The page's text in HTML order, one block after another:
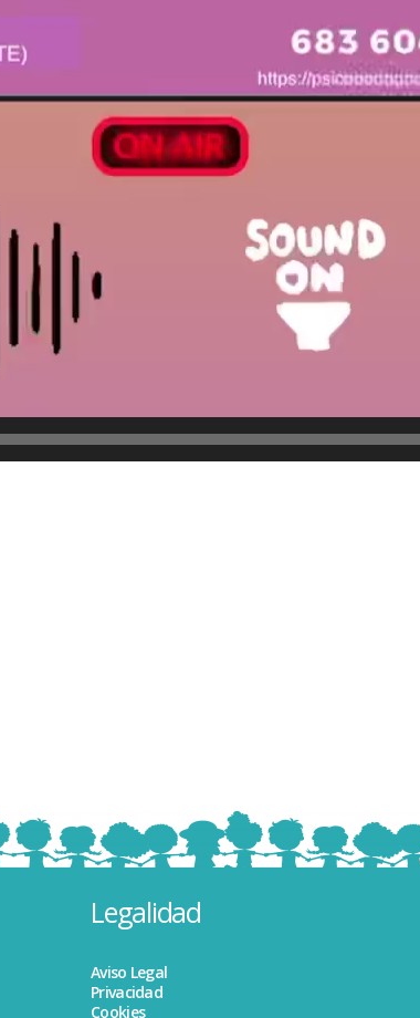
Legalidad
Aviso Legal
Privacidad
Cookies